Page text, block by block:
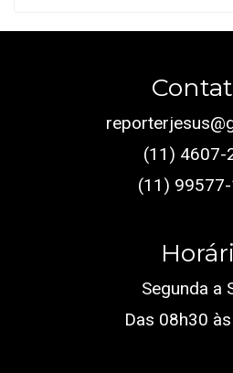
(11) 4607-
(11)
Segunda a
Das 08h30